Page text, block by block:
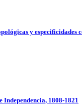
y especificidades
Independencia, 1808-1821